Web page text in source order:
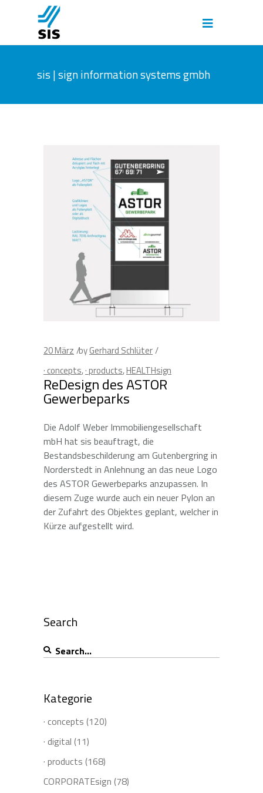
sis | sign information systems gmbh
20März byGerhard Schlüter
· concepts,· products,HEALTHsign
ReDesign des ASTOR
Gewerbeparks
Die Adolf Weber Immobiliengesellschaft
mbH hat sis beauftragt, die
Bestandsbeschilderung am Gutenbergring in
Norderstedt in Anlehnung an das neue Logo
des ASTOR Gewerbeparks anzupassen. In
diesem Zuge wurde auch ein neuer Pylon an
der Zufahrt des Objektes geplant, welcher in
Kürze aufgestellt wird.
Search
Search
for:
Kategorie
· concepts (120)
· digital (11)
· products (168)
CORPORATEsign (78)